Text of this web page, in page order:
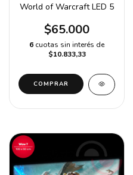
World of Warcraft LED 5
$65.000
6 cuotas sin interés de
$10.833,33
COMPRAR